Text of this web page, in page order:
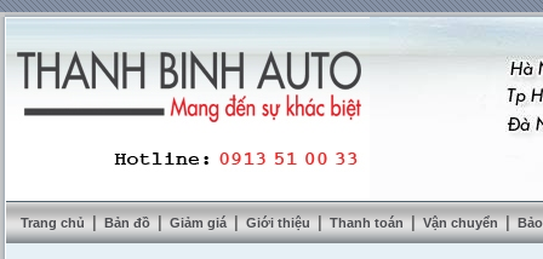
Trang chủ | Bản đồ | Giảm giá | Giới thiệu | Thanh toán | Vận chuyển |